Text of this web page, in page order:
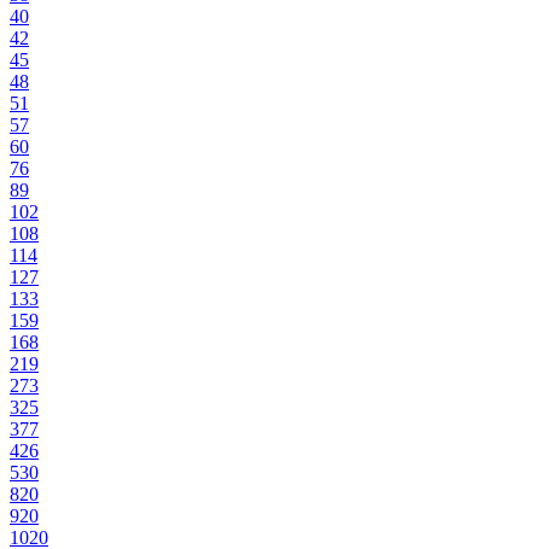
40
42
45
48
51
57
60
76
89
102
108
114
127
133
159
168
219
273
325
377
426
530
820
920
1020